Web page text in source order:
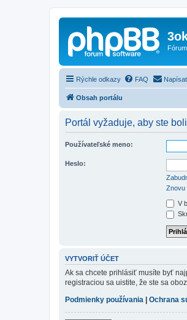
Rýchle odkazy FAQ
Obsah portálu
Portál vyžaduje, aby ste
Používateľské meno:
Heslo:
Znovu
V
VYTVORIŤ ÚČET
Ak sa chcete prihlásiť musíte byť
registraciou sa uistite, že ste sa
Podmienky používania
Ochrana